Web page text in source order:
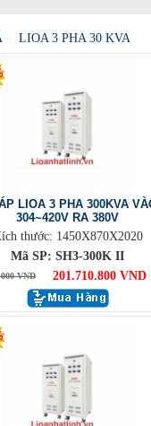
LIOA 3 PHA 30 KVA
LIOA 3 PHA 300KVA
304~420V RA 380V
thước: 1450X870X2020
Mã SP: SH3-300K II
VND 201.710.800 VND